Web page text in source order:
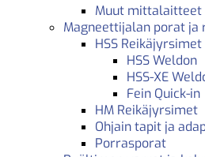
Muut mittalaitteet
Magneettijalan porat
HSS Reikäjyrsimet
HSS Weldon
HSS-XE
Fein Quick-in
HM Reikäjyrsimet
Ohjain tapit ja
Porrasporat